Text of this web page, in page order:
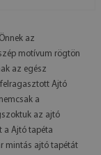
az
motívum rögtön
az egész
felragasztott Ajtó
a
az ajtó
a Ajtó tapéta
mintás ajtó tapétát